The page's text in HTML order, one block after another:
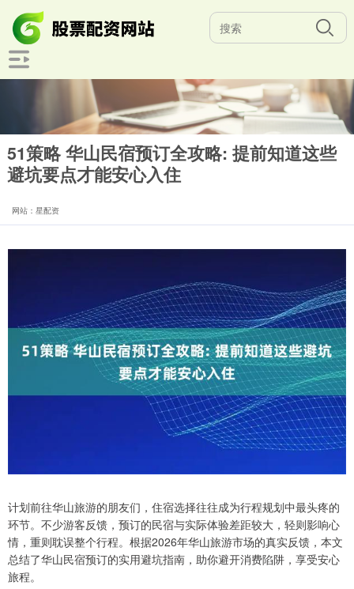
51策略 华山民宿预订全攻略: 提前知道这些
避坑要点才能安心入住
网站：星配资
计划前往华山旅游的朋友们，住宿选择往往成为行程规划中最头疼的
环节。不少游客反馈，预订的民宿与实际体验差距较大，轻则影响心
情，重则耽误整个行程。根据2026年华山旅游市场的真实反馈，本文
总结了华山民宿预订的实用避坑指南，助你避开消费陷阱，享受安心
旅程。